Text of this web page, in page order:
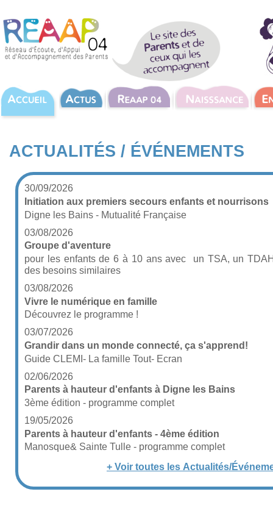
ACTUALITÉS / ÉVÉNEMENTS
30/09/2026
Initiation aux premiers secours enfants et nourrisons
Digne les Bains - Mutualité Française
03/08/2026
Groupe d'aventure
pour les enfants de 6 à 10 ans avec un TSA, un
des besoins similaires
03/08/2026
Vivre le numérique en famille
Découvrez le programme !
03/07/2026
Grandir dans un monde connecté, ça s'apprend!
Guide CLEMI- La famille Tout- Ecran
02/06/2026
Parents à hauteur d'enfants à Digne les Bains
3ème édition - programme complet
19/05/2026
Parents à hauteur d'enfants - 4ème édition
Manosque& Sainte Tulle - programme complet
+ Voir toutes les Actualités/